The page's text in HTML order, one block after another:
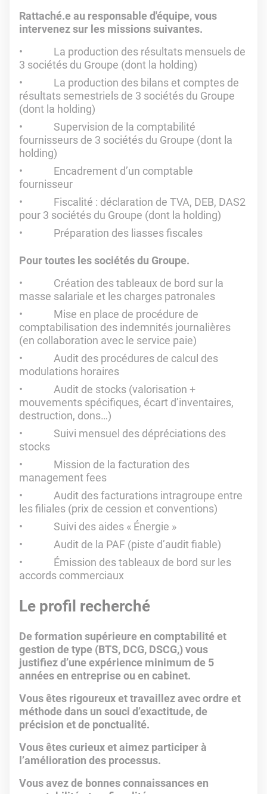
Rattaché.e au responsable d'équipe, vous
intervenez sur les missions suivantes.
La production des résultats mensuels de
3 sociétés du Groupe (dont la holding)
La production des bilans et comptes de
résultats semestriels de 3 sociétés du Groupe
(dont la holding)
Supervision de la comptabilité
fournisseurs de 3 sociétés du Groupe (dont la
holding)
Encadrement d’un comptable
fournisseur
Fiscalité : déclaration de TVA, DEB, DAS2
pour 3 sociétés du Groupe (dont la holding)
Préparation des liasses fiscales
Pour toutes les sociétés du Groupe.
Création des tableaux de bord sur la
masse salariale et les charges patronales
Mise en place de procédure de
comptabilisation des indemnités journalières
(en collaboration avec le service paie)
Audit des procédures de calcul des
modulations horaires
Audit de stocks (valorisation +
mouvements spécifiques, écart d’inventaires,
destruction, dons…)
Suivi mensuel des dépréciations des
stocks
Mission de la facturation des
management fees
Audit des facturations intragroupe entre
les filiales (prix de cession et conventions)
Suivi des aides « Énergie »
Audit de la PAF (piste d’audit fiable)
Émission des tableaux de bord sur les
accords commerciaux
Le profil recherché
De formation supérieure en comptabilité et
gestion de type (BTS, DCG, DSCG,) vous
justifiez d’une expérience minimum de 5
années en entreprise ou en cabinet.
Vous êtes rigoureux et travaillez avec ordre et
méthode dans un souci d’exactitude, de
précision et de ponctualité.
Vous êtes curieux et aimez participer à
l’amélioration des processus.
Vous avez de bonnes connaissances en